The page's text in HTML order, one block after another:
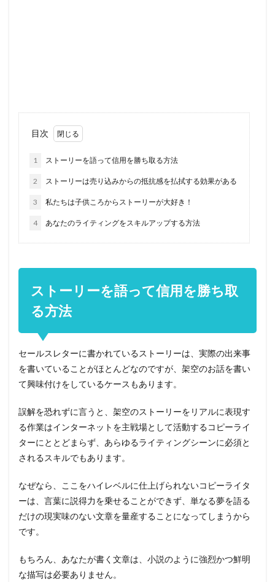
目次
1 ストーリーを語って信用を勝ち取る方法
2 ストーリーは売り込みからの抵抗感を払拭する効果がある
3 私たちは子供ころからストーリーが大好き！
4 あなたのライティングをスキルアップする方法
ストーリーを語って信用を勝ち取
る方法
セールスレターに書かれているストーリーは、実際の出来事
を書いていることがほとんどなのですが、架空のお話を書い
て興味付けをしているケースもあります。
誤解を恐れずに言うと、架空のストーリーをリアルに表現す
る作業はインターネットを主戦場として活動するコピーライ
ターにととどまらず、あらゆるライティングシーンに必須と
されるスキルでもあります。
なぜなら、ここをハイレベルに仕上げられないコピーライタ
ーは、言葉に説得力を乗せることができず、単なる夢を語る
だけの現実味のない文章を量産することになってしまうから
です。
もちろん、あなたが書く文章は、小説のように強烈かつ鮮明
な描写は必要ありません。